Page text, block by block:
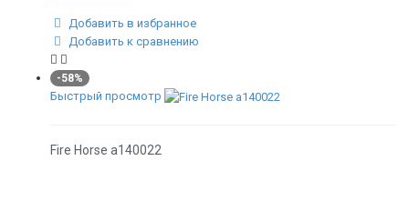
Добавить в избранное
Добавить к сравнению
-58%
Быстрый просмотр
Fire Horse а140022